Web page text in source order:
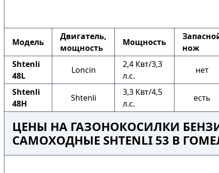
Модель
Двигатель,
мощность
Мощность
нож
Shtenli
48L
Loncin
2,4 Квт/3,3
л.с.
нет
Shtenli
48H
Shtenli
3,3 Квт/4,5
л.с.
есть
ЦЕНЫ НА ГАЗОНОКОСИЛКИ
САМОХОДНЫЕ SHTENLI 53 В